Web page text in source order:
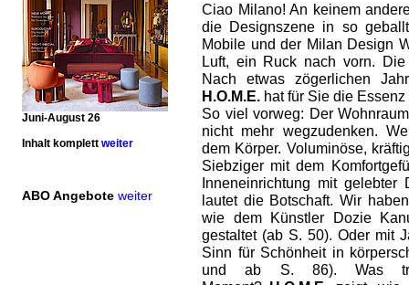
Juni-August 26
Inhalt komplett weiter
ABO Angebote weiter
Ciao Milano! An keinem
die Designszene in so
Mobile und der Milan Design
Luft, ein Ruck nach vorn.
Nach etwas zögerlichen
H.O.M.E. hat für Sie die
So viel vorweg: Der
nicht mehr wegzudenken.
dem Körper. Voluminöse,
Siebziger mit dem
Inneneinrichtung mit gelebter
lautet die Botschaft. Wir
wie dem Künstler Dozie
gestaltet (ab S. 50). Oder mit
Sinn für Schönheit in
und ab S. 86). Was